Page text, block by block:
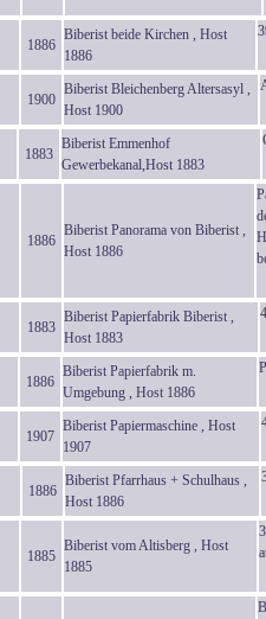
1886
Biberist beide Kirchen , Host
1886
1900
Biberist Bleichenberg Altersasyl ,
Host 1900
1883
Biberist Emmenhof
Gewerbekanal,Host 1883
1886
Biberist Panorama von Biberist ,
Host 1886
1883
Biberist Papierfabrik Biberist ,
Host 1883
1886
Biberist Papierfabrik m.
Umgebung , Host 1886
1907
Biberist Papiermaschine , Host
1907
1886
Biberist Pfarrhaus + Schulhaus ,
Host 1886
1885
Biberist vom Altisberg , Host
1885